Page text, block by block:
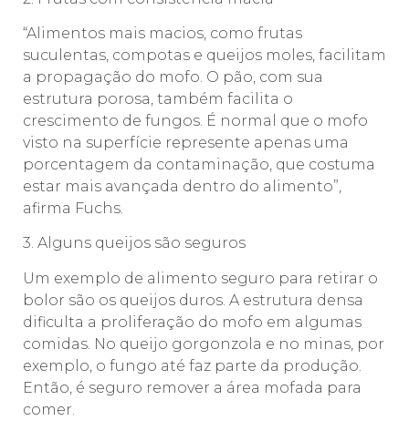
“Alimentos mais macios, como frutas
suculentas, compotas e queijos moles, facilitam
a propagação do mofo. O pão, com sua
estrutura porosa, também facilita o
crescimento de fungos. É normal que o mofo
visto na superfície represente apenas uma
porcentagem da contaminação, que costuma
estar mais avançada dentro do alimento”,
afirma Fuchs.
3. Alguns queijos são seguros
Um exemplo de alimento seguro para retirar o
bolor são os queijos duros. A estrutura densa
dificulta a proliferação do mofo em algumas
comidas. No queijo gorgonzola e no minas, por
exemplo, o fungo até faz parte da produção.
Então, é seguro remover a área mofada para
comer.